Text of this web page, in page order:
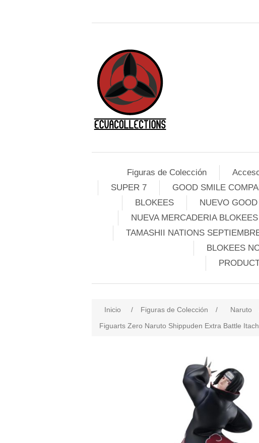
Figuras de Colección
SUPER 7
GOOD SMILE
BLOKEES
NUEVO
NUEVA MERCADERIA
TAMASHII NATIONS
BLOKEES
Inicio / Figuras de Colección / Naruto
Figuarts Zero Naruto Shippuden Extra Battle